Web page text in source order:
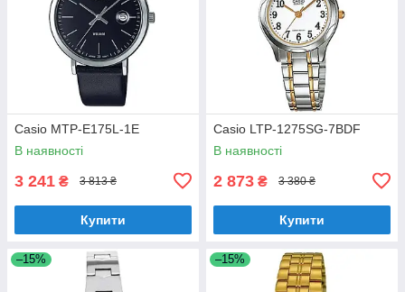
Casio MTP-E175L-1E
В наявності
3 241 ₴ 3 813 ₴
Купити
Casio LTP-1275SG-7BDF
В наявності
2 873 ₴ 3 380 ₴
Купити
–15% –15%